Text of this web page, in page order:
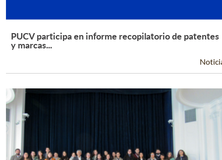
Leer Más +
PUCV participa en informe recopilatorio de patentes
y marcas...